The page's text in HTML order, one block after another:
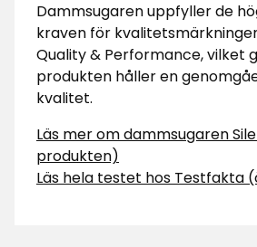
Dammsugaren uppfyller de
kraven för
Quality & Performance, vilket
produkten håller en
kvalitet.
Läs mer om dammsugaren
produkten)
Läs hela testet hos Testfakta